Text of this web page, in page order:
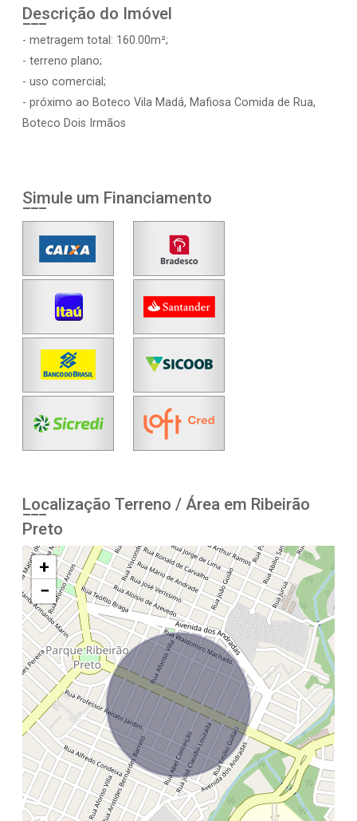
Descrição do Imóvel
- metragem total: 160.00m²;
- terreno plano;
- uso comercial;
- próximo ao Boteco Vila Madá, Mafiosa Comida de Rua,
Boteco Dois Irmãos
Simule um Financiamento
Localização Terreno / Área em Ribeirão
Preto
+
−